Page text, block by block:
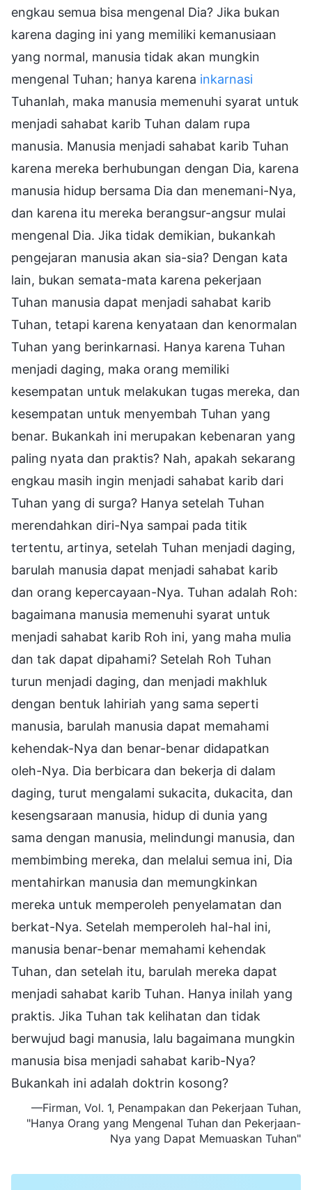
engkau semua bisa mengenal Dia? Jika bukan
karena daging ini yang memiliki kemanusiaan
yang normal, manusia tidak akan mungkin
mengenal Tuhan; hanya karena inkarnasi
Tuhanlah, maka manusia memenuhi syarat untuk
menjadi sahabat karib Tuhan dalam rupa
manusia. Manusia menjadi sahabat karib Tuhan
karena mereka berhubungan dengan Dia, karena
manusia hidup bersama Dia dan menemani-Nya,
dan karena itu mereka berangsur-angsur mulai
mengenal Dia. Jika tidak demikian, bukankah
pengejaran manusia akan sia-sia? Dengan kata
lain, bukan semata-mata karena pekerjaan
Tuhan manusia dapat menjadi sahabat karib
Tuhan, tetapi karena kenyataan dan kenormalan
Tuhan yang berinkarnasi. Hanya karena Tuhan
menjadi daging, maka orang memiliki
kesempatan untuk melakukan tugas mereka, dan
kesempatan untuk menyembah Tuhan yang
benar. Bukankah ini merupakan kebenaran yang
paling nyata dan praktis? Nah, apakah sekarang
engkau masih ingin menjadi sahabat karib dari
Tuhan yang di surga? Hanya setelah Tuhan
merendahkan diri-Nya sampai pada titik
tertentu, artinya, setelah Tuhan menjadi daging,
barulah manusia dapat menjadi sahabat karib
dan orang kepercayaan-Nya. Tuhan adalah Roh:
bagaimana manusia memenuhi syarat untuk
menjadi sahabat karib Roh ini, yang maha mulia
dan tak dapat dipahami? Setelah Roh Tuhan
turun menjadi daging, dan menjadi makhluk
dengan bentuk lahiriah yang sama seperti
manusia, barulah manusia dapat memahami
kehendak-Nya dan benar-benar didapatkan
oleh-Nya. Dia berbicara dan bekerja di dalam
daging, turut mengalami sukacita, dukacita, dan
kesengsaraan manusia, hidup di dunia yang
sama dengan manusia, melindungi manusia, dan
membimbing mereka, dan melalui semua ini, Dia
mentahirkan manusia dan memungkinkan
mereka untuk memperoleh penyelamatan dan
berkat-Nya. Setelah memperoleh hal-hal ini,
manusia benar-benar memahami kehendak
Tuhan, dan setelah itu, barulah mereka dapat
menjadi sahabat karib Tuhan. Hanya inilah yang
praktis. Jika Tuhan tak kelihatan dan tidak
berwujud bagi manusia, lalu bagaimana mungkin
manusia bisa menjadi sahabat karib-Nya?
Bukankah ini adalah doktrin kosong?
—Firman, Vol. 1, Penampakan dan Pekerjaan Tuhan,
"Hanya Orang yang Mengenal Tuhan dan Pekerjaan-
Nya yang Dapat Memuaskan Tuhan"